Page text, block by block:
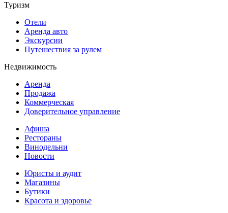
Туризм
Отели
Аренда авто
Экскурсии
Путешествия за рулем
Недвижимость
Аренда
Продажа
Коммерческая
Доверительное управление
Афиша
Рестораны
Винодельни
Новости
Юристы и аудит
Магазины
Бутики
Красота и здоровье